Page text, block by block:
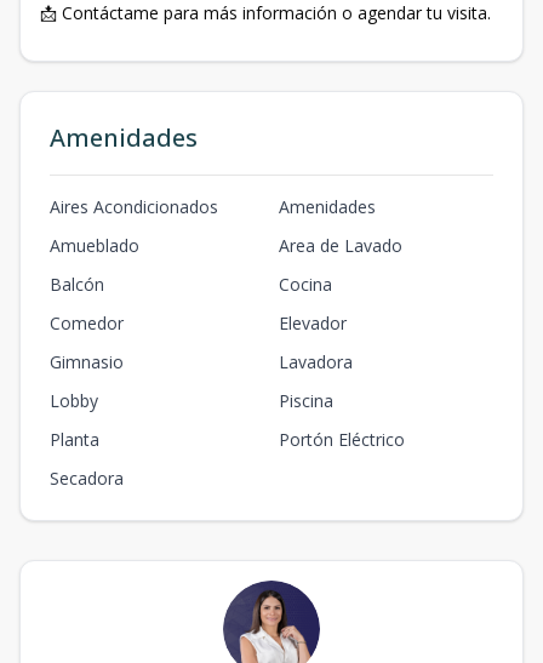
📩 Contáctame para más información o agendar tu visita.
Amenidades
Aires Acondicionados
Amenidades
Amueblado
Area de Lavado
Balcón
Cocina
Comedor
Elevador
Gimnasio
Lavadora
Lobby
Piscina
Planta
Portón Eléctrico
Secadora